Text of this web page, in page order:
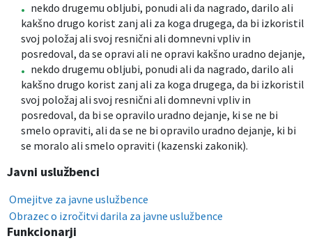
nekdo drugemu obljubi, ponudi ali da nagrado, darilo ali
kakšno drugo korist zanj ali za koga drugega, da bi izkoristil
svoj položaj ali svoj resnični ali domnevni vpliv in
posredoval, da se opravi ali ne opravi kakšno uradno dejanje,
nekdo drugemu obljubi, ponudi ali da nagrado, darilo ali
kakšno drugo korist zanj ali za koga drugega, da bi izkoristil
svoj položaj ali svoj resnični ali domnevni vpliv in
posredoval, da bi se opravilo uradno dejanje, ki se ne bi
smelo opraviti, ali da se ne bi opravilo uradno dejanje, ki bi
se moralo ali smelo opraviti (kazenski zakonik).
Javni uslužbenci
Omejitve za javne uslužbence
Obrazec o izročitvi darila za javne uslužbence
Funkcionarji